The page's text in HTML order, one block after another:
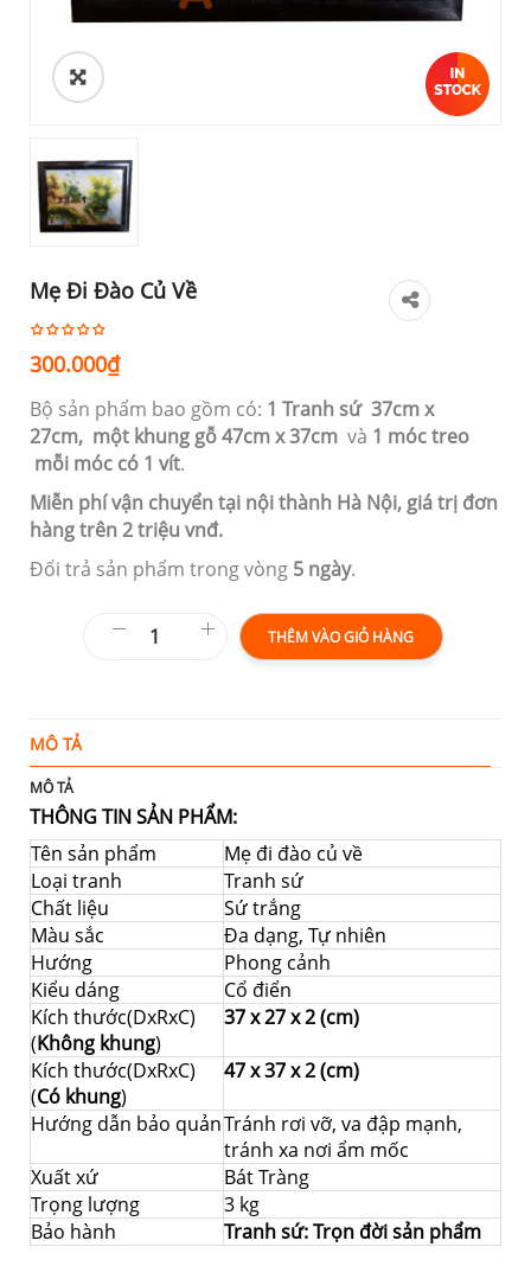
Mẹ Đi Đào Củ Về
300.000₫
Bộ sản phẩm bao gồm có: 1 Tranh sứ 37cmx
27cm, một khung gỗ 47cm x 37cm và 1 móc treo
mỗi móc có 1 vít.
Miễn phí vận chuyển tại nội thành Hà Nội, giá trị đơn
hàng trên 2 triệu vnđ.
Đổi trả sản phẩm trong vòng 5 ngày.
THÊM VÀO GIỎ HÀNG
MÔ TẢ
MÔ TẢ
THÔNG TIN SẢN PHẨM:
Tên sản phẩm
Mẹ đi đào củ về
Loại tranh
Tranh sứ
Chất liệu
Sứ trắng
Màu sắc
Đa dạng, Tự nhiên
Hướng
Phong cảnh
Kiểu dáng
Cổ điển
Kích thước(DxRxC)
(Không khung)
37 x 27 x 2 (cm)
Kích thước(DxRxC)
(Có khung)
47 x 37 x 2 (cm)
Hướng dẫn bảo quảnTránh rơi vỡ, va đập mạnh,
tránh xa nơi ẩm mốc
Xuất xứ
Bát Tràng
Trọng lượng
3 kg
Bảo hành
Tranh sứ: Trọn đời sản phẩm